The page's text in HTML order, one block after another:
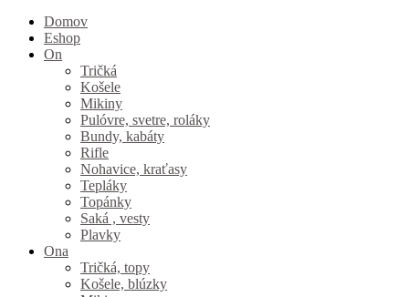
Domov
Eshop
On
Tričká
Košele
Mikiny
Pulóvre, svetre, roláky
Bundy, kabáty
Rifle
Nohavice, kraťasy
Tepláky
Topánky
Saká , vesty
Plavky
Ona
Tričká, topy
Košele, blúzky